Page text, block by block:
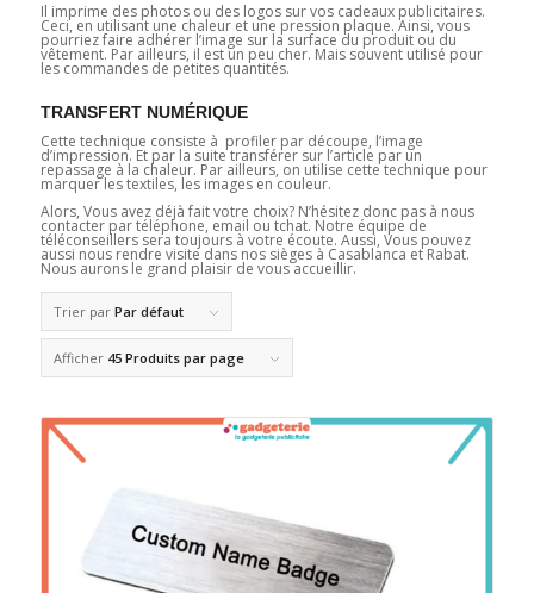
Il imprime des photos ou des logos sur vos cadeaux publicitaires.
Ceci, en utilisant une chaleur et une pression plaque. Ainsi, vous
pourriez faire adhérer l’image sur la surface du produit ou du
vêtement. Par ailleurs, il est un peu cher. Mais souvent utilisé pour
les commandes de petites quantités.
TRANSFERT NUMÉRIQUE
Cette technique consiste à profiler par découpe, l’image
d’impression. Et par la suite transférer sur l’article par un
repassage à la chaleur. Par ailleurs, on utilise cette technique pour
marquer les textiles, les images en couleur.
Alors, Vous avez déjà fait votre choix? N’hésitez donc pas à nous
contacter par téléphone, email ou tchat. Notre équipe de
téléconseillers sera toujours à votre écoute. Aussi, Vous pouvez
aussi nous rendre visite dans nos sièges à Casablanca et Rabat.
Nous aurons le grand plaisir de vous accueillir.
Trier par Par défaut
Afficher 45 Produits par page